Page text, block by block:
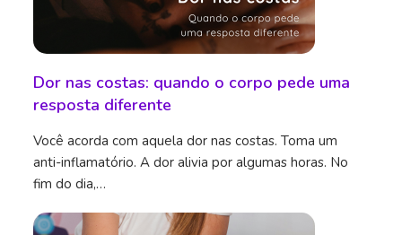
Dor nas costas: quando o corpo pede uma
resposta diferente
Você acorda com aquela dor nas costas. Toma um
anti-inflamatório. A dor alivia por algumas horas. No
fim do dia,…